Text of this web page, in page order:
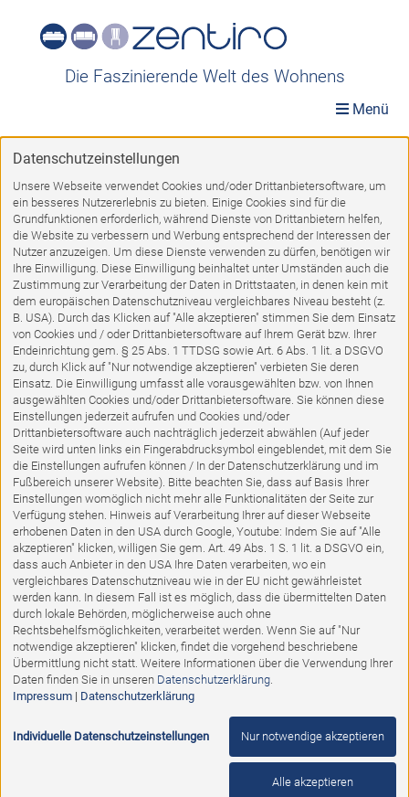
Die Faszinierende Welt des Wohnens
Menü
Tresenstühle
1 2 VORWÄRTS
%
Ausstellungsstück
Barhocker
Abholpreis:
Datenschutzeinstellungen
Unsere Webseite verwendet Cookies und/oder Drittanbietersoftware, um
ein besseres Nutzererlebnis zu bieten. Einige Cookies sind für die
Grundfunktionen erforderlich, während Dienste von Drittanbietern helfen,
die Website zu verbessern und Werbung entsprechend der Interessen der
Nutzer anzuzeigen. Um diese Dienste verwenden zu dürfen, benötigen wir
Ihre Einwilligung. Diese Einwilligung beinhaltet unter Umständen auch die
Zustimmung zur Verarbeitung der Daten in Drittstaaten, in denen kein mit
dem europäischen Datenschutzniveau vergleichbares Niveau besteht (z.
B. USA). Durch das Klicken auf "Alle akzeptieren" stimmen Sie dem Einsatz
von Cookies und / oder Drittanbietersoftware auf Ihrem Gerät bzw. Ihrer
Endeinrichtung gem. § 25 Abs. 1 TTDSG sowie Art. 6 Abs. 1 lit. a DSGVO
zu, durch Klick auf "Nur notwendige akzeptieren" verbieten Sie deren
Einsatz. Die Einwilligung umfasst alle vorausgewählten bzw. von Ihnen
ausgewählten Cookies und/oder Drittanbietersoftware. Sie können diese
Einstellungen jederzeit aufrufen und Cookies und/oder
Drittanbietersoftware auch nachträglich jederzeit abwählen (Auf jeder
Seite wird unten links ein Fingerabdrucksymbol eingeblendet, mit dem Sie
die Einstellungen aufrufen können / In der Datenschutzerklärung und im
Fußbereich unserer Website). Bitte beachten Sie, dass auf Basis Ihrer
Einstellungen womöglich nicht mehr alle Funktionalitäten der Seite zur
Verfügung stehen. Hinweis auf Verarbeitung Ihrer auf dieser Webseite
erhobenen Daten in den USA durch Google, Youtube: Indem Sie auf "Alle
akzeptieren" klicken, willigen Sie gem. Art. 49 Abs. 1 S. 1 lit. a DSGVO ein,
dass auch Anbieter in den USA Ihre Daten verarbeiten, wo ein
vergleichbares Datenschutzniveau wie in der EU nicht gewährleistet
werden kann. In diesem Fall ist es möglich, dass die übermittelten Daten
durch lokale Behörden, möglicherweise auch ohne
Rechtsbehelfsmöglichkeiten, verarbeitet werden. Wenn Sie auf "Nur
notwendige akzeptieren" klicken, findet die vorgehend beschriebene
Übermittlung nicht statt. Weitere Informationen über die Verwendung Ihrer
Daten finden Sie in unseren Datenschutzerklärung.
Impressum| Datenschutzerklärung
Individuelle Datenschutzeinstellungen Nur notwendige akzeptieren
Alle akzeptieren